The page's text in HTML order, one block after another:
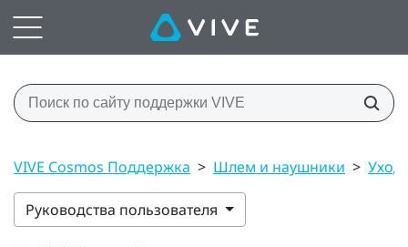
VIVE Cosmos Поддержка > Шлем и наушники > Уход
Руководства пользователя